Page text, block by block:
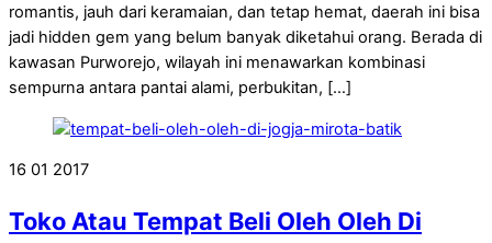
romantis, jauh dari keramaian, dan tetap hemat, daerah ini bisa
jadi hidden gem yang belum banyak diketahui orang. Berada di
kawasan Purworejo, wilayah ini menawarkan kombinasi
sempurna antara pantai alami, perbukitan, […]
16 01 2017
Toko Atau Tempat Beli Oleh Oleh Di